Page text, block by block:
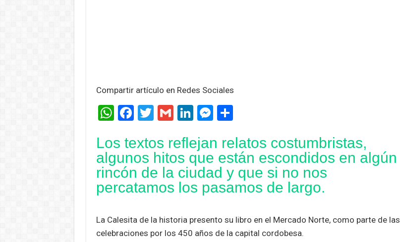
Compartir artículo en Redes Sociales
W
at
s
A
p
F
ce
b
o
o
T
tt
er
G
ail
Li
ke
dI
n
M
se
n
g
er
C
m
p
ar
tir
Los textos reflejan relatos costumbristas,
algunos hitos que están escondidos en algún
rincón de la ciudad y que si no nos
percatamos los pasamos de largo.
La Calesita de la historia presento su libro en el Mercado Norte, como parte de las
celebraciones por los 450 años de la capital cordobesa.